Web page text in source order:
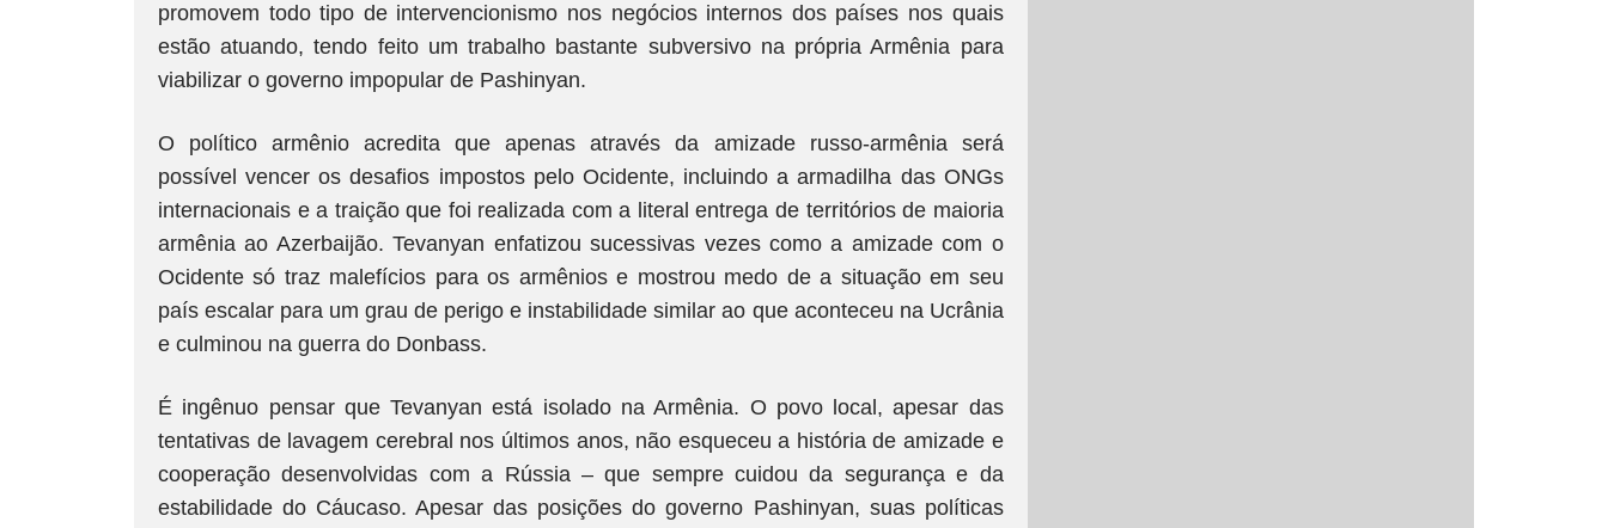
promovem todo tipo de intervencionismo nos negócios internos dos países nos quais
estão atuando, tendo feito um trabalho bastante subversivo na própria Armênia para
viabilizar o governo impopular de Pashinyan.
O político armênio acredita que apenas através da amizade russo-armênia será
possível vencer os desafios impostos pelo Ocidente, incluindo a armadilha das ONGs
internacionais e a traição que foi realizada com a literal entrega de territórios de maioria
armênia ao Azerbaijão. Tevanyan enfatizou sucessivas vezes como a amizade com o
Ocidente só traz malefícios para os armênios e mostrou medo de a situação em seu
país escalar para um grau de perigo e instabilidade similar ao que aconteceu na Ucrânia
e culminou na guerra do Donbass.
É ingênuo pensar que Tevanyan está isolado na Armênia. O povo local, apesar das
tentativas de lavagem cerebral nos últimos anos, não esqueceu a história de amizade e
cooperação desenvolvidas com a Rússia – que sempre cuidou da segurança e da
estabilidade do Cáucaso. Apesar das posições do governo Pashinyan, suas políticas